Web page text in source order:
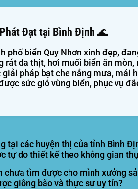
Đạt tại Bình Định 🌊
biển Quy Nhơn xinh đẹp,
rát da thịt, hơi muối biển ăn
giải pháp bạt che nắng mưa, mái
sức gió vùng biển, phục vụ
tại các huyện thị của tỉnh Bình
do thiết kế theo không gian
chưa tìm được cho mình xưởng
giông bão và thực sự uy tín?